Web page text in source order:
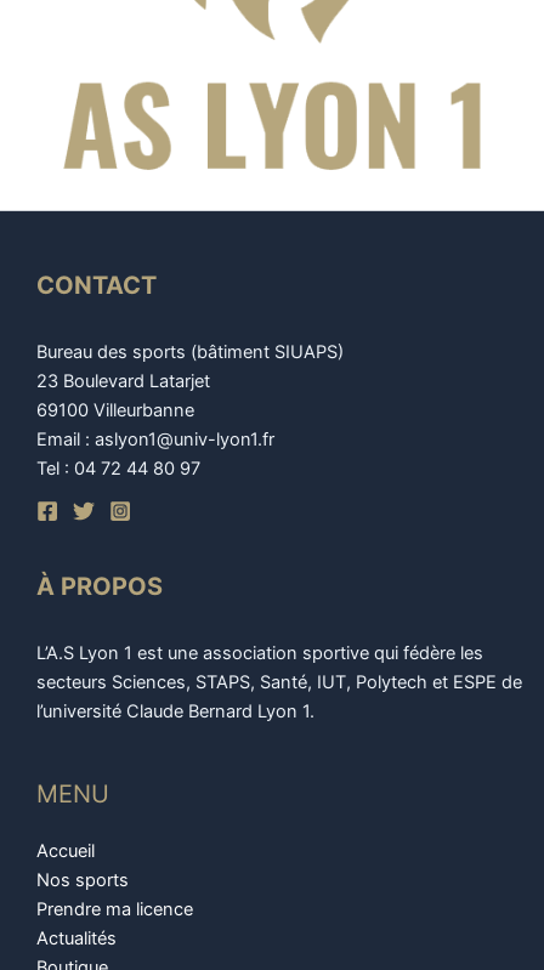
CONTACT
Bureau des sports (bâtiment SIUAPS)
23 Boulevard Latarjet
69100 Villeurbanne
Email : aslyon1@univ-lyon1.fr
Tel : 04 72 44 80 97
À PROPOS
L’A.S Lyon 1 est une association sportive qui fédère les
secteurs Sciences, STAPS, Santé, IUT, Polytech et ESPE de
l’université Claude Bernard Lyon 1.
MENU
Accueil
Nos sports
Prendre ma licence
Actualités